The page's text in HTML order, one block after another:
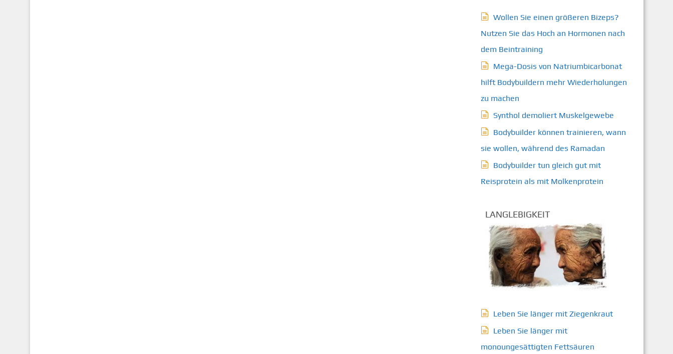
Wollen Sie einen größeren Bizeps?
Nutzen Sie das Hoch an Hormonen nach
dem Beintraining
Mega-Dosis von Natriumbicarbonat
hilft Bodybuildern mehr Wiederholungen
zu machen
Synthol demoliert Muskelgewebe
Bodybuilder können trainieren, wann
sie wollen, während des Ramadan
Bodybuilder tun gleich gut mit
Reisprotein als mit Molkenprotein
LANGLEBIGKEIT
Leben Sie länger mit Ziegenkraut
Leben Sie länger mit
monoungesättigten Fettsäuren